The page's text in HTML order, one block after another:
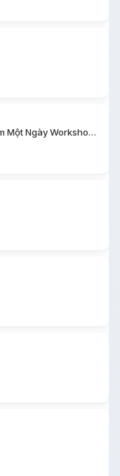
[KHÔNG CHE] Trải Nghiệm Một Ngày Workshop BDSM